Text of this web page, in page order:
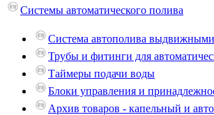
Системы автоматического полива
Система автополива
Трубы и фитинги для
Таймеры подачи воды
Блоки управления и
Архив товаров - капельный и